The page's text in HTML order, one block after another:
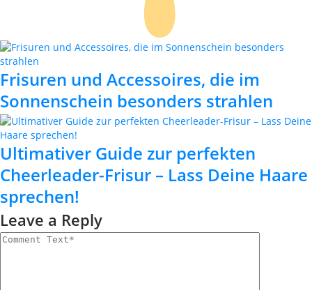
Frisuren und Accessoires, die im
Sonnenschein besonders strahlen
Ultimativer Guide zur perfekten
Cheerleader-Frisur – Lass Deine Haare
sprechen!
Leave a Reply